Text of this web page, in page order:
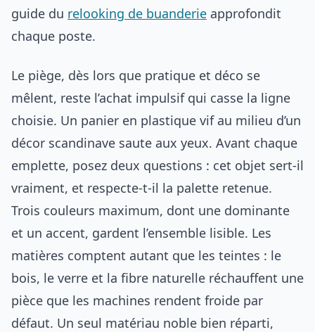
guide du relooking de buanderie approfondit
chaque poste.
Le piège, dès lors que pratique et déco se
mêlent, reste l’achat impulsif qui casse la ligne
choisie. Un panier en plastique vif au milieu d’un
décor scandinave saute aux yeux. Avant chaque
emplette, posez deux questions : cet objet sert-il
vraiment, et respecte-t-il la palette retenue.
Trois couleurs maximum, dont une dominante
et un accent, gardent l’ensemble lisible. Les
matières comptent autant que les teintes : le
bois, le verre et la fibre naturelle réchauffent une
pièce que les machines rendent froide par
défaut. Un seul matériau noble bien réparti,